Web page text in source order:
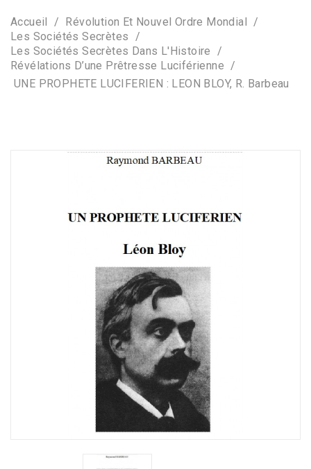
Accueil
Révolution Et Nouvel Ordre Mondial
Les Sociétés Secrètes
Les Sociétés Secrètes Dans L'Histoire
Révélations D’une Prêtresse Luciférienne
UNE PROPHETE LUCIFERIEN : LEON BLOY, R. Barbeau